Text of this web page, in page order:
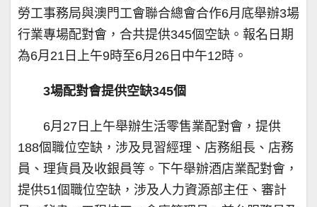
勞工事務局與澳門工會聯合總會合作6月底舉辦3場
行業專場配對會，合共提供345個空缺。報名日期
為6月21日上午9時至6月26日中午12時。
3場配對會提供空缺345個
6月27日上午舉辦生活零售業配對會，提供
188個職位空缺，涉及見習經理、店務組長、店務
員、理貨員及收銀員等。下午舉辦酒店業配對會，
提供51個職位空缺，涉及人力資源部主任、審計